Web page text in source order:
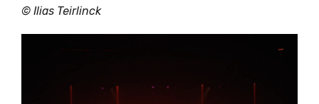
© Ilias Teirlinck